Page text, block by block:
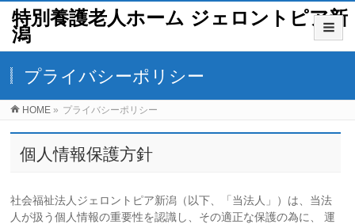
特別養護老人ホーム ジェロントピア新
潟
プライバシーポリシー
HOME » プライバシーポリシー
個人情報保護方針
社会福祉法人ジェロントピア新潟（以下、「当法人」）は、当法
人が扱う個人情報の重要性を認識し、その適正な保護の為に、 運